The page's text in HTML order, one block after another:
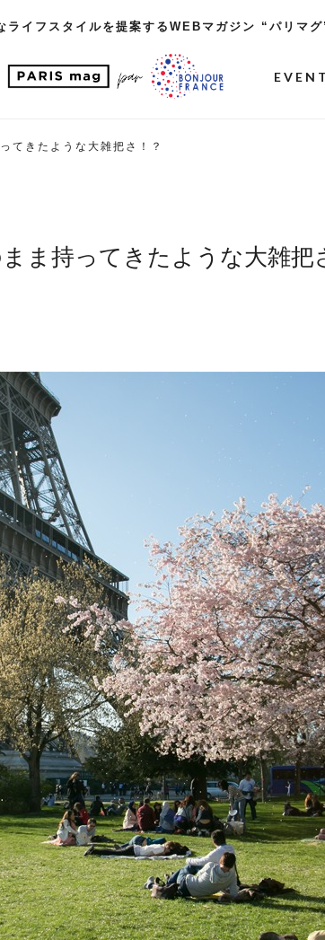
ライフスタイルを提案するWEBマガジン “パリマグ
EVENT
てきたような大雑把さ！？
ま持ってきたような大雑把